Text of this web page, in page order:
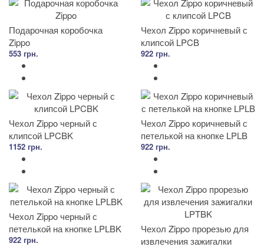
Подарочная коробочка
Zippo
553 грн.
Чехол Zippo коричневый с
клипсой LPCB
922 грн.
Чехол Zippo черный с
клипсой LPCBK
1152 грн.
Чехол Zippo коричневый с
петелькой на кнопке LPLB
922 грн.
Чехол Zippo черный с
петелькой на кнопке LPLBK
922 грн.
Чехол Zippo прорезью для
извлечения зажигалки